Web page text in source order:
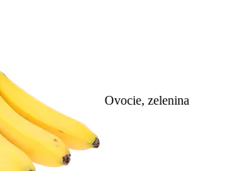
Ovocie, zelenina